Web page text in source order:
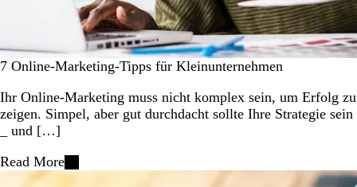
7 Online-Marketing-Tipps für Kleinunternehmen
Ihr Online-Marketing muss nicht komplex sein, um Erfolg zu
zeigen. Simpel, aber gut durchdacht sollte Ihre Strategie sein
_ und […]
Read More